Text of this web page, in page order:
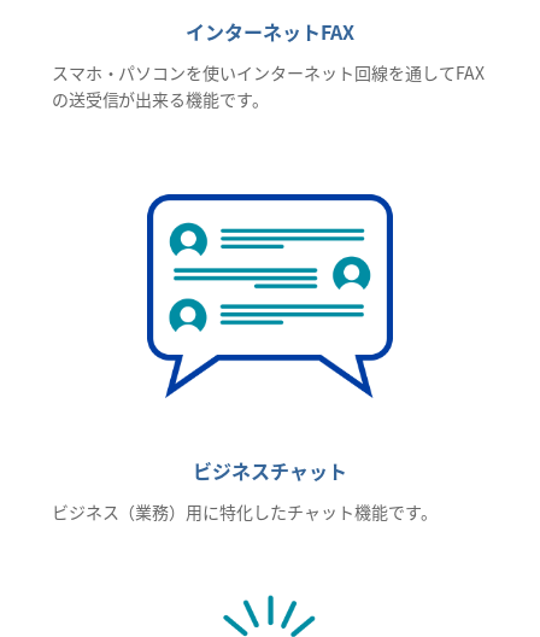
インターネットFAX
スマホ・パソコンを使いインターネット回線を通してFAX
の送受信が出来る機能です。
ビジネスチャット
ビジネス（業務）用に特化したチャット機能です。